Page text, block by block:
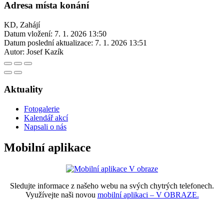
Adresa místa konání
KD, Zahájí
Datum vložení: 7. 1. 2026 13:50
Datum poslední aktualizace: 7. 1. 2026 13:51
Autor: Josef Kazík
Aktuality
Fotogalerie
Kalendář akcí
Napsali o nás
Mobilní aplikace
Sledujte informace z našeho webu na svých chytrých telefonech.
Využívejte naši novou mobilní aplikaci – V OBRAZE.